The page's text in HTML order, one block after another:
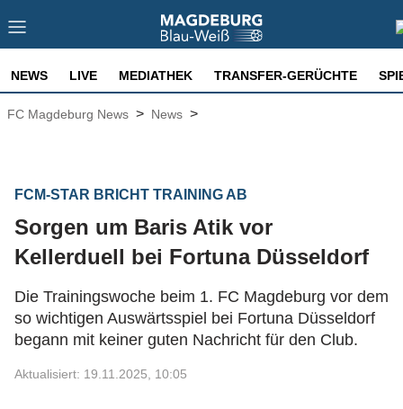
NEWS LIVE MEDIATHEK TRANSFER-GERÜCHTE
FC Magdeburg News > News >
FCM-STAR BRICHT TRAINING AB
Sorgen um Baris Atik vor
Kellerduell bei Fortuna Düsseldorf
Die Trainingswoche beim 1. FC Magdeburg vor dem
so wichtigen Auswärtsspiel bei Fortuna Düsseldorf
begann mit keiner guten Nachricht für den Club.
Aktualisiert: 19.11.2025, 10:05